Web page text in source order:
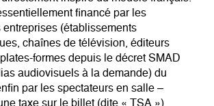
financé par les
(établissements
chaînes de télévision, éditeurs
formes depuis le décret SMAD
audiovisuels à la demande) du
par les spectateurs en salle –